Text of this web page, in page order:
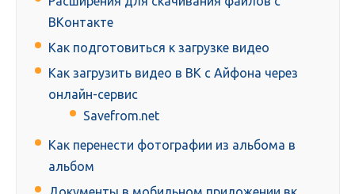
ВКонтакте
Как подготовиться к загрузке видео
Как загрузить видео в ВК с Айфона через
онлайн-сервис
Savefrom.net
Как перенести фотографии из альбома в
альбом